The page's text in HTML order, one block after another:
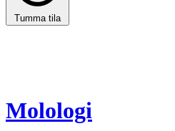
Tumma tila
Molologi